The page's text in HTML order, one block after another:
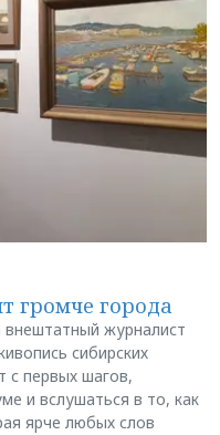
громче города
журналист
сибирских
с первых шагов,
и вслушаться в то, как
ярче любых слов